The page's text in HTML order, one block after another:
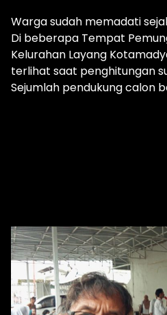
Warga sudah memadati
Di beberapa Tempat
Kelurahan Layang
terlihat saat penghitungan
Sejumlah pendukung calon